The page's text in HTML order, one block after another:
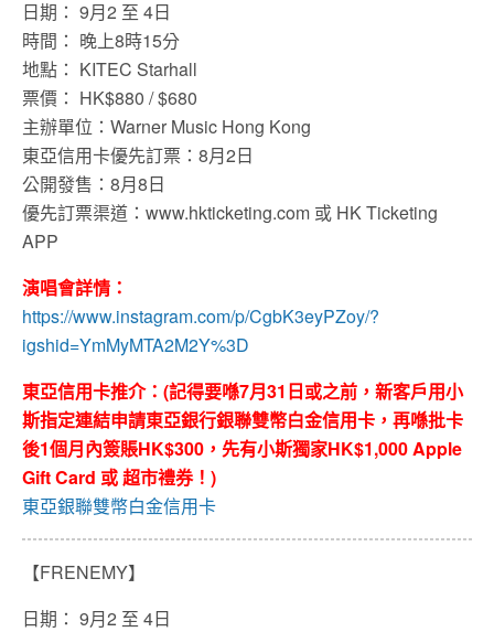
日期： 9月2 至 4日
時間： 晚上8時15分
地點： KITEC Starhall
票價： HK$880 / $680
主辦單位：Warner Music Hong Kong
東亞信用卡優先訂票：8月2日
公開發售：8月8日
優先訂票渠道：www.hkticketing.com 或 HK Ticketing
APP
演唱會詳情：
https://www.instagram.com/p/CgbK3eyPZoy/?
igshid=YmMyMTA2M2Y%3D
東亞信用卡推介：(記得要喺7月31日或之前，新客戶用小
斯指定連結申請東亞銀行銀聯雙幣白金信用卡，再喺批卡
後1個月內簽賬HK$300，先有小斯獨家HK$1,000 Apple
Gift Card 或 超市禮券！)
東亞銀聯雙幣白金信用卡
【FRENEMY】
日期： 9月2 至 4日